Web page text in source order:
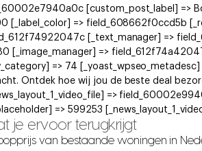
[custom_post_label] =>
[_label_color] => field_608662f0ccd5b
[_text_manager] =>
[_image_manager] =>
=> 74
Ontdek hoe wij jou de beste deal
=>
=> 599253
je ervoor terugkrijgt
van bestaande woningen in